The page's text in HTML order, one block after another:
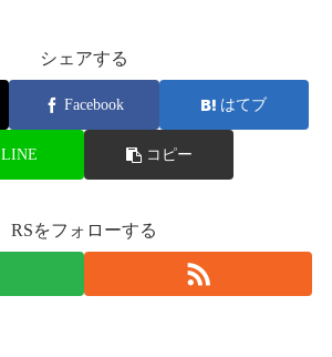
シェアする
Facebook はてブ
LINE コピー
RSをフォローする